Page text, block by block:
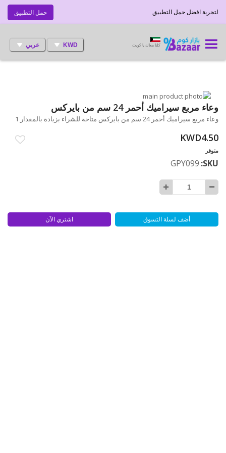
حمل التطبيق لتجربة افضل حمل التطبيق
KWD عربي كلنا معاك يا كويت
انتقل
إلى
النهاية
معرض
الصور
تخطي
إلى
بداية
معرض
وعاء مربع سيراميك أحمر 24 سم من بايركس
وعاء مربع سيراميك أحمر 24 سم من بايركس متاحة للشراء بزيادة بالمقدار 1
KWD4.50
متوفر
SKU
GPY099
أضف لسلة التسوق اشتري الآن